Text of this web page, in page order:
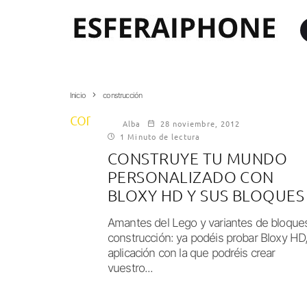
Inicio construcción
construcción
Alba
28 noviembre, 2012
1 Minuto de lectura
CONSTRUYE TU MUNDO
PERSONALIZADO CON
BLOXY HD Y SUS BLOQUES
Amantes del Lego y variantes de
construcción: ya podéis probar Bloxy HD,
aplicación con la que podréis crear
vuestro...